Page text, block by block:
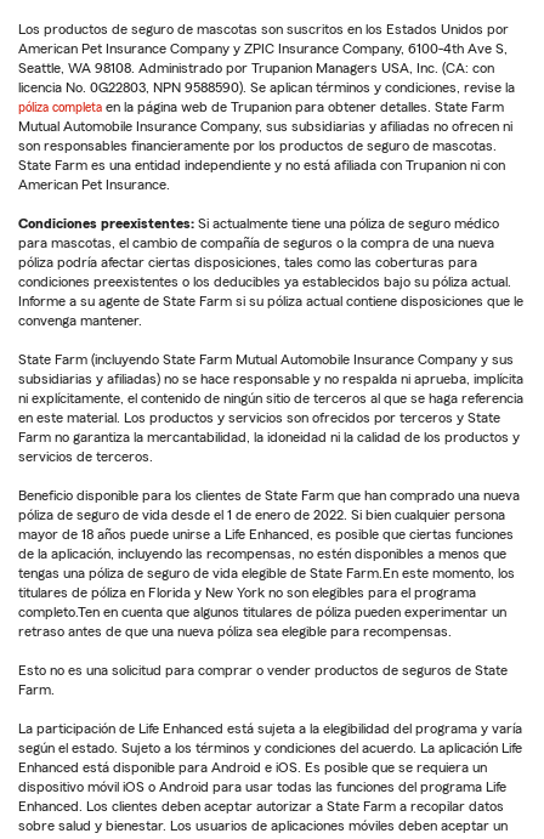
Los productos de seguro de mascotas son suscritos en los Estados Unidos por
American Pet Insurance Company y ZPIC Insurance Company, 6100-4th Ave S,
Seattle, WA 98108. Administrado por Trupanion Managers USA, Inc. (CA: con
licencia No. 0G22803, NPN 9588590). Se aplican términos y condiciones, revise la
póliza completa en la página web de Trupanion para obtener detalles. State Farm
Mutual Automobile Insurance Company, sus subsidiarias y afiliadas no ofrecen ni
son responsables financieramente por los productos de seguro de mascotas.
State Farm es una entidad independiente y no está afiliada con Trupanion ni con
American Pet Insurance.
Condiciones preexistentes: Si actualmente tiene una póliza de seguro médico
para mascotas, el cambio de compañía de seguros o la compra de una nueva
póliza podría afectar ciertas disposiciones, tales como las coberturas para
condiciones preexistentes o los deducibles ya establecidos bajo su póliza actual.
Informe a su agente de State Farm si su póliza actual contiene disposiciones que le
convenga mantener.
State Farm (incluyendo State Farm Mutual Automobile Insurance Company y sus
subsidiarias y afiliadas) no se hace responsable y no respalda ni aprueba, implícita
ni explícitamente, el contenido de ningún sitio de terceros al que se haga referencia
en este material. Los productos y servicios son ofrecidos por terceros y State
Farm no garantiza la mercantabilidad, la idoneidad ni la calidad de los productos y
servicios de terceros.
Beneficio disponible para los clientes de State Farm que han comprado una nueva
póliza de seguro de vida desde el 1 de enero de 2022. Si bien cualquier persona
mayor de 18 años puede unirse a Life Enhanced, es posible que ciertas funciones
de la aplicación, incluyendo las recompensas, no estén disponibles a menos que
tengas una póliza de seguro de vida elegible de State Farm.En este momento, los
titulares de póliza en Florida y New York no son elegibles para el programa
completo.Ten en cuenta que algunos titulares de póliza pueden experimentar un
retraso antes de que una nueva póliza sea elegible para recompensas.
Esto no es una solicitud para comprar o vender productos de seguros de State
Farm.
La participación de Life Enhanced está sujeta a la elegibilidad del programa y varía
según el estado. Sujeto a los términos y condiciones del acuerdo. La aplicación Life
Enhanced está disponible para Android e iOS. Es posible que se requiera un
dispositivo móvil iOS o Android para usar todas las funciones del programa Life
Enhanced. Los clientes deben aceptar autorizar a State Farm a recopilar datos
sobre salud y bienestar. Los usuarios de aplicaciones móviles deben aceptar un